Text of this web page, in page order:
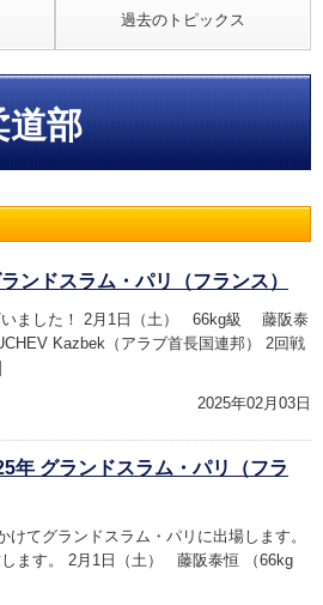
過去のトピックス
道部
ンドスラム・パリ（フランス）
いました！ 2月1日（土） 66kg級 藤阪泰
Kazbek（アラブ首長国連邦） 2回戦
2025年02月03日
年 グランドスラム・パリ（フラ
てグランドスラム・パリに出場します。
ます。 2月1日（土） 藤阪泰恒 （66kg